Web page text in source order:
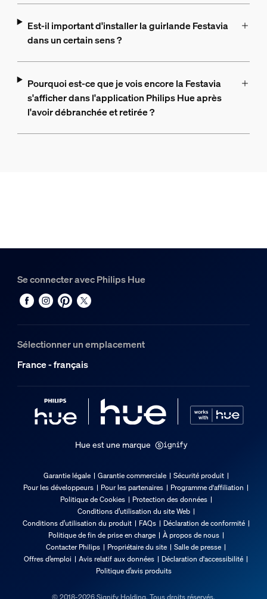
Est-il important d'installer la guirlande Festavia
dans un certain sens ?
Pourquoi est-ce que je vois encore la Festavia
s'afficher dans l'application Philips Hue après
l'avoir débranchée et retirée ?
Se connecter avec Philips Hue
Sélectionner un emplacement
France - français
Hue est une marque
Garantie légale Garantie commerciale
Sécurité produit
Pour les développeurs
Pour les partenaires
Programme d'affiliation
Politique de Cookies
Protection des données
Conditions d’utilisation du site Web
Conditions d’utilisation du produit
FAQs
Déclaration de conformité
Politique de fin de prise en charge
À propos de nous
Contacter Philips
Propriétaire du site
Salle de presse
Offres d’emploi
Avis relatif aux données
Déclaration d'accessibilité
Politique d’avis produits
© 2018-2026 Signify Holding. Tous droits réservés.